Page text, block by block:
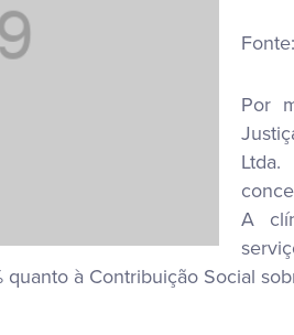
Por
A
quanto à Contribuição Social